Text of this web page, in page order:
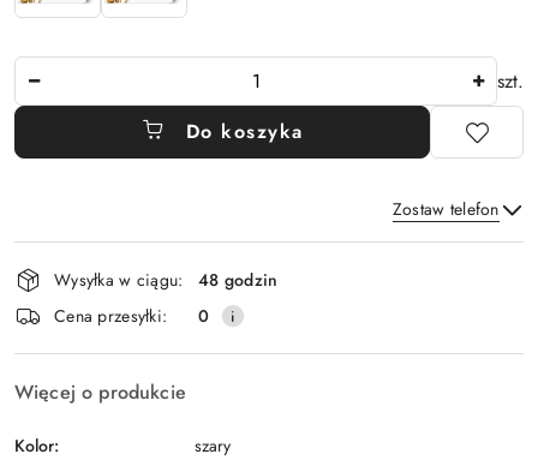
szt.
Do koszyka
Zostaw telefon
Wyślij
Dostępność
i
dostawa
Wysyłka w ciągu:
48 godzin
Cena przesyłki:
0
Więcej o produkcie
Kolor: szary